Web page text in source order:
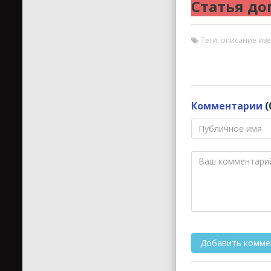
Статья
Теги: описание
Комментарии